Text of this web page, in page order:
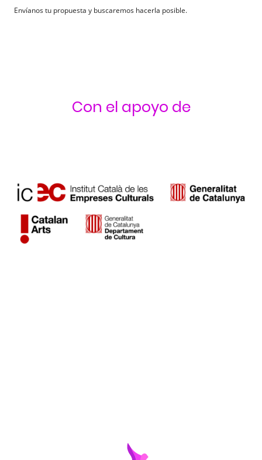
Envíanos tu propuesta y buscaremos hacerla posible.
Con el apoyo de